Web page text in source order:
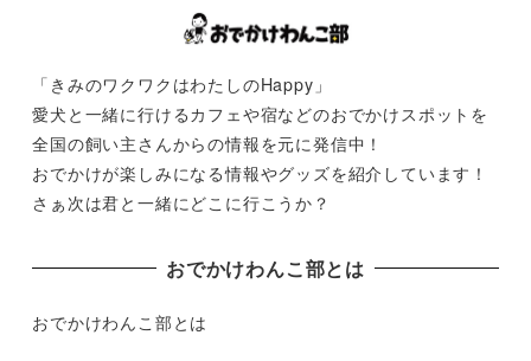
「きみのワクワクはわたしのHappy」
愛犬と一緒に行けるカフェや宿などのおでかけスポットを
全国の飼い主さんからの情報を元に発信中！
おでかけが楽しみになる情報やグッズを紹介しています！
さぁ次は君と一緒にどこに行こうか？
おでかけわんこ部とは
おでかけわんこ部とは